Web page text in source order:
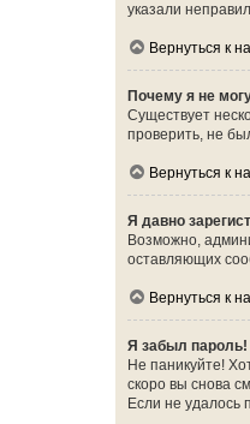
указали
Вернуться к
Почему я не
Существует
проверить, не
Вернуться к
Я давно
Возможно,
оставляющих
Вернуться к
Я забыл пароль!
Не паникуйте!
скоро вы снова
Если не удалось